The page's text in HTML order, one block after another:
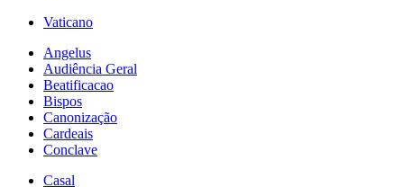
Vaticano
Angelus
Audiência Geral
Beatificacao
Bispos
Canonização
Cardeais
Conclave
Casal